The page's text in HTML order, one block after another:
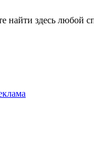
здесь любой